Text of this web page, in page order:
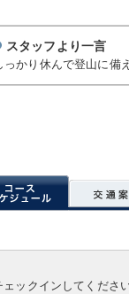
スタッフより一言
っかり休んで登山に備
ックインしてくださ